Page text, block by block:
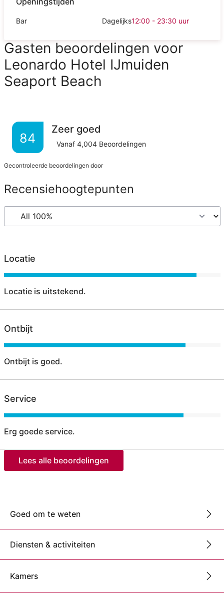
Bar Dagelijks12:00 - 23:30 uur
Gasten beoordelingen voor
Leonardo Hotel IJmuiden
Seaport Beach
84
Zeer goed
Vanaf 4,004 Beoordelingen
Gecontroleerde beoordelingen door
Recensiehoogtepunten
Locatie
Locatie is uitstekend.
Ontbijt
Ontbijt is goed.
Service
Erg goede service.
Lees alle beoordelingen
Goed om te weten
Diensten & activiteiten
Kamers